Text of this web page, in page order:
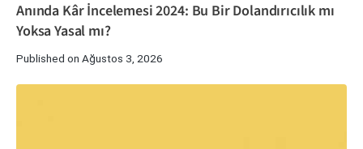
Anında Kâr İncelemesi 2024: Bu Bir Dolandırıcılık mı
Yoksa Yasal mı?
Published on Ağustos 3, 2026